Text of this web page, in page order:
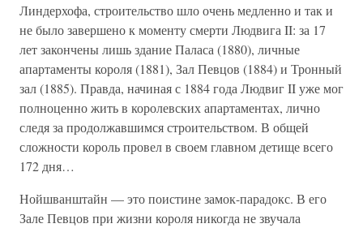
Линдерхофа, строительство шло очень медленно и так и
не было завершено к моменту смерти Людвига II: за 17
лет закончены лишь здание Паласа (1880), личные
апартаменты короля (1881), Зал Певцов (1884) и Тронный
зал (1885). Правда, начиная с 1884 года Людвиг II уже мог
полноценно жить в королевских апартаментах, лично
следя за продолжавшимся строительством. В общей
сложности король провел в своем главном детище всего
172 дня…
Нойшванштайн — это поистине замок-парадокс. В его
Зале Певцов при жизни короля никогда не звучала